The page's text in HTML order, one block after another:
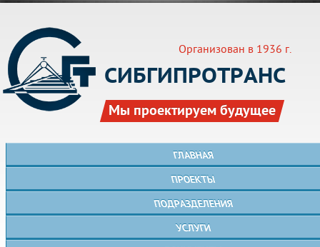
Организован в 1936 г.
СИБГИПРОТРАНС
Мы проектируем будущее
ГЛАВНАЯ
ПРОЕКТЫ
ПОДРАЗДЕЛЕНИЯ
УСЛУГИ